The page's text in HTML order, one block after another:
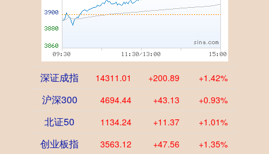
深证成指 14311.01 +200.89 +1.42%
沪深300 4694.44 +43.13 +0.93%
北证50 1134.24 +11.37 +1.01%
创业板指 3563.12 +47.56 +1.35%